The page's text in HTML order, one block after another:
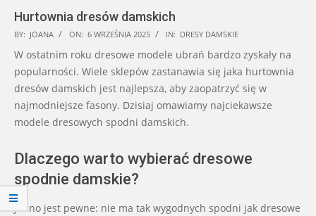
Hurtownia dresów damskich
2025-
09-
06
BY: JOANA ON: 6 WRZEŚNIA 2025 IN: DRESY DAMSKIE
W ostatnim roku dresowe modele ubrań bardzo zyskały na
popularności. Wiele sklepów zastanawia się jaka hurtownia
dresów damskich jest najlepsza, aby zaopatrzyć się w
najmodniejsze fasony. Dzisiaj omawiamy najciekawsze
modele dresowych spodni damskich.
Dlaczego warto wybierać dresowe
spodnie damskie?
Jedno jest pewne: nie ma tak wygodnych spodni jak dresowe